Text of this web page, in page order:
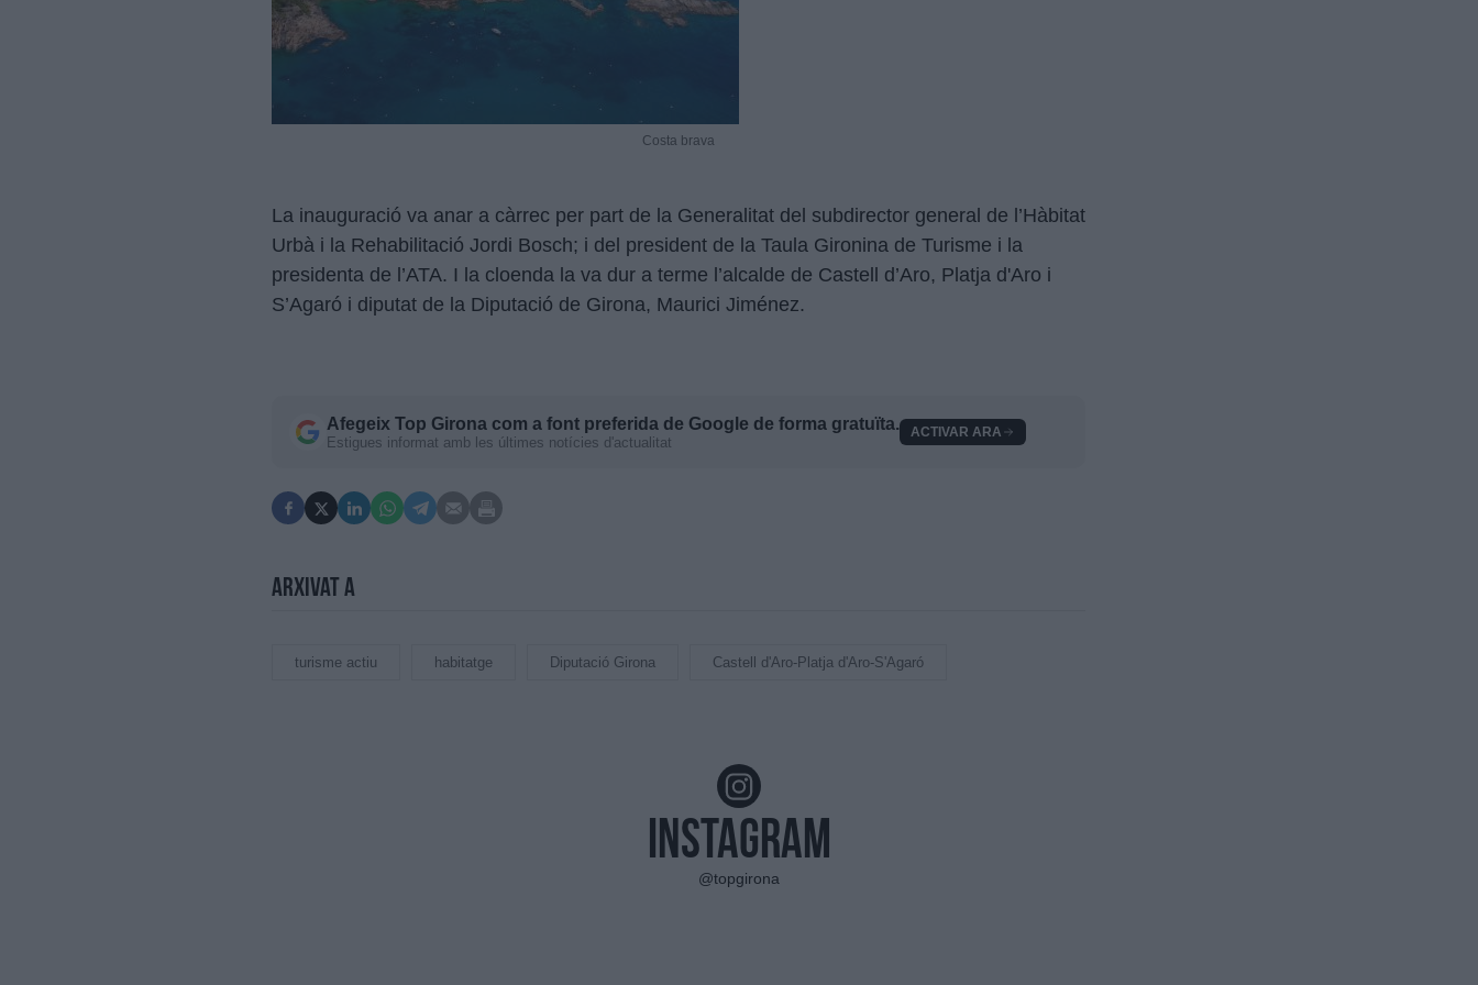
Costa brava
La inauguració va anar a càrrec per part de la Generalitat del subdirector general de l’Hàbitat
Urbà i la Rehabilitació Jordi Bosch; i del president de la Taula Gironina de Turisme i la
presidenta de l’ATA. I la cloenda la va dur a terme l’alcalde de Castell d’Aro, Platja d'Aro i
S’Agaró i diputat de la Diputació de Girona, Maurici Jiménez.
Afegeix Top Girona com a font preferida de Google de forma gratuïta.
Estigues informat amb les últimes notícies d'actualitat
ACTIVAR ARA
Arxivat a
turisme actiu habitatge Diputació Girona Castell d'Aro-Platja d'Aro-S'Agaró
Instagram
@topgirona